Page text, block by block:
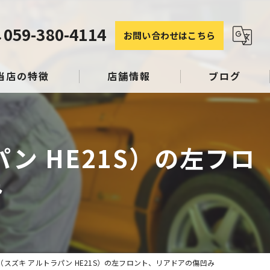
059-380-4114 お問い合わせはこちら
店の特徴
リペア
店舗情報 ブログ
ン HE21S）の左フロ
スズキ アルトラパン HE21S）の左フロント、リアドアの傷凹み